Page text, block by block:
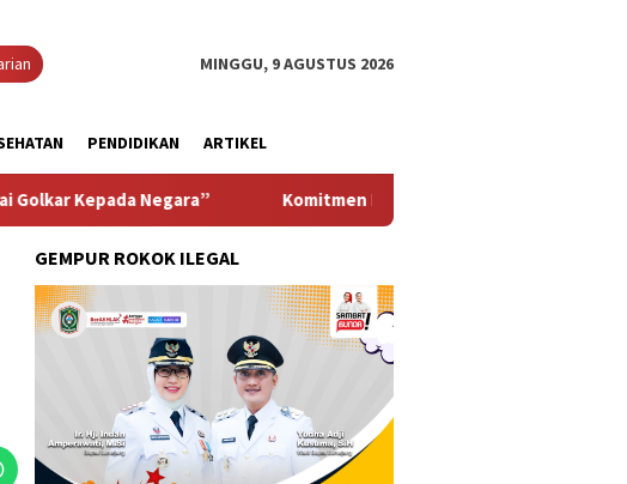
MINGGU, 9 AGUSTUS 2026
PENDIDIKAN ARTIKEL
Negara” Komitmen Pemkab Pasuruan Meningkatkan
GEMPUR ROKOK ILEGAL